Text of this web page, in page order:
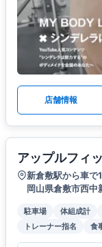
店舗情報
アップルフィ
新倉敷駅から車で
岡山県倉敷市西
駐車場 体組成計
トレーナー指名
食